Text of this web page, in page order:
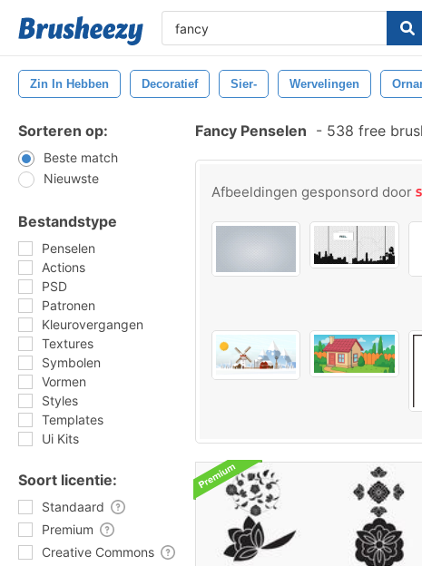
Zin In Hebben Decoratief Sier- Wervelingen
Sorteren op:
Beste match
Nieuwste
Bestandstype
Penselen
Actions
PSD
Patronen
Kleurovergangen
Textures
Symbolen
Vormen
Styles
Templates
Ui Kits
Soort licentie:
Standaard
Premium
Creative Commons
Fancy Penselen - 538 free
Afbeeldingen gesponsord door